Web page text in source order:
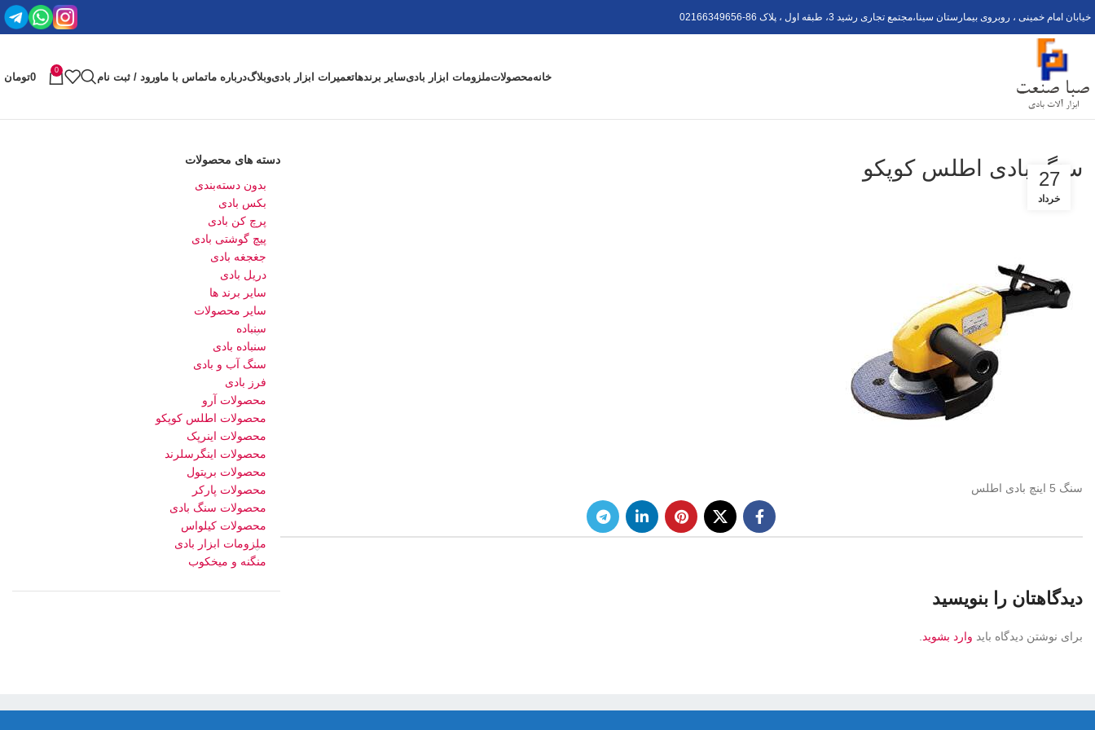
خیابان امام خمینی ، روبروی بیمارستان سینا،مجتمع تجاری رشید 3، طبقه اول ، پلاک 6 02166349656-8
خانهمحصولاتملزومات ابزار بادیسایر برندهاتعمیرات ابزار بادیوبلاگدرباره ماتماس با ماورود / ثبت نام
0
0تومان
سنگ بادی اطلس کوپکو
27
خرداد
سنگ 5 اینچ بادی اطلس
دیدگاهتان را بنویسید
برای نوشتن دیدگاه باید وارد بشوید
دسته های محصولات
بدون دسته‌بندی
بکس بادی
پرچ کن بادی
پیچ گوشتی بادی
جغجغه بادی
دریل بادی
سایر برند ها
سایر محصولات
سنباده
سنباده بادی
سنگ آب و بادی
فرز بادی
محصولات آرو
محصولات اطلس کوپکو
محصولات اینرپک
محصولات اینگرسلرند
محصولات بریتول
محصولات پارکر
محصولات سنگ بادی
محصولات کیلواس
ملزومات ابزار بادی
منگنه و میخکوب